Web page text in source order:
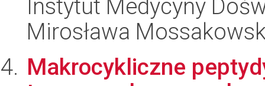
Instytut Medycyny
Mirosława
Makrocykliczne